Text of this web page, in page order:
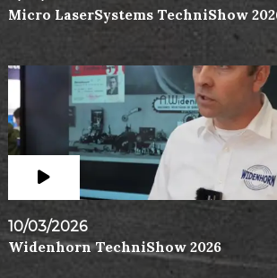
Micro LaserSystems TechniShow
10/03/2026
Widenhorn TechniShow 2026